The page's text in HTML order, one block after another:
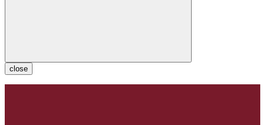
close